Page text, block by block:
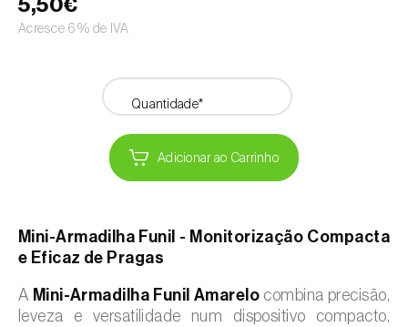
5,50€
Acresce 6% de IVA
Quantidade*
Adicionar ao Carrinho
Mini-Armadilha Funil - Monitorização Compacta
e Eficaz de Pragas
A Mini-Armadilha Funil Amarelo combina precisão,
leveza e versatilidade num dispositivo compacto,